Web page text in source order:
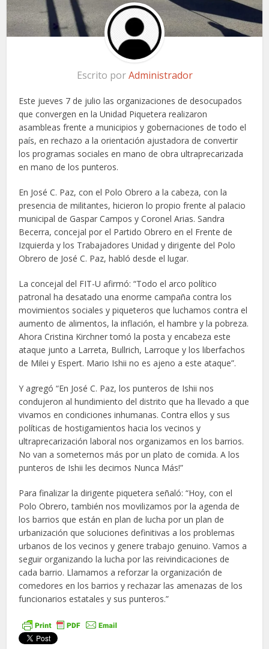
Escrito porAdministrador
Este jueves 7 de julio las organizaciones de desocupados
que convergen en la Unidad Piquetera realizaron
asambleas frente a municipios y gobernaciones de todo el
país, en rechazo a la orientación ajustadora de convertir
los programas sociales en mano de obra ultraprecarizada
en mano de los punteros.
En José C. Paz, con el Polo Obrero a la cabeza, con la
presencia de militantes, hicieron lo propio frente al palacio
municipal de Gaspar Campos y Coronel Arias. Sandra
Becerra, concejal por el Partido Obrero en el Frente de
Izquierda y los Trabajadores Unidad y dirigente del Polo
Obrero de José C. Paz, habló desde el lugar.
La concejal del FIT-U afirmó: “Todo el arco político
patronal ha desatado una enorme campaña contra los
movimientos sociales y piqueteros que luchamos contra el
aumento de alimentos, la inflación, el hambre y la pobreza.
Ahora Cristina Kirchner tomó la posta y encabeza este
ataque junto a Larreta, Bullrich, Larroque y los liberfachos
de Milei y Espert. Mario Ishii no es ajeno a este ataque”.
Y agregó “En José C. Paz, los punteros de Ishii nos
condujeron al hundimiento del distrito que ha llevado a que
vivamos en condiciones inhumanas. Contra ellos y sus
políticas de hostigamientos hacia los vecinos y
ultraprecarización laboral nos organizamos en los barrios.
No van a someternos más por un plato de comida. A los
punteros de Ishii les decimos Nunca Más!”
Para finalizar la dirigente piquetera señaló: “Hoy, con el
Polo Obrero, también nos movilizamos por la agenda de
los barrios que están en plan de lucha por un plan de
urbanización que soluciones definitivas a los problemas
urbanos de los vecinos y genere trabajo genuino. Vamos a
seguir organizando la lucha por las reivindicaciones de
cada barrio. Llamamos a reforzar la organización de
comedores en los barrios y rechazar las amenazas de los
funcionarios estatales y sus punteros.”